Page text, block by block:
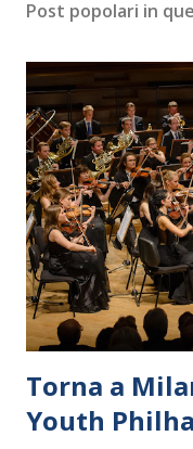
Post popolari in
Torna a
Youth